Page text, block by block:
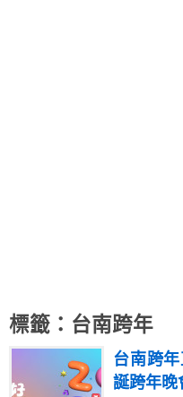
標籤：台南跨年
台南跨
誕跨年晚